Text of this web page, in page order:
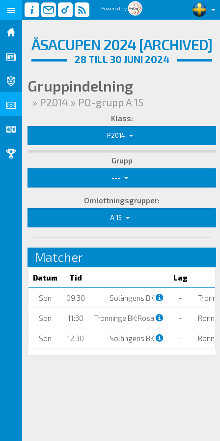
Powered by
ÅSACUPEN 2024 [ARCHIVED]
28 TILL 30 JUNI 2024
Gruppindelning
» P2014 » PO-grupp A 15
Klass:
P2014
Grupp
---
Omlottningsgrupper:
A 15
Matcher
Datum Tid Lag
Sön 09:30 Solängens BK -
Sön 11:30 Trönninge BK:Rosa -
Sön 12:30 Solängens BK -